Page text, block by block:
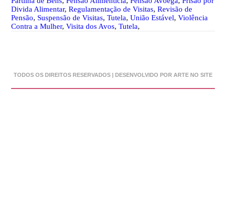
Divida Alimentar,Regulamentação de Visitas,Revisão de
Pensão, Suspensão de Visitas,Tutela,União Estável,Violência
Contra a Mulher,Visita dos Avos,Tutela,
TODOS OS DIREITOS RESERVADOS | DESENVOLVIDO POR ARTE NO SITE